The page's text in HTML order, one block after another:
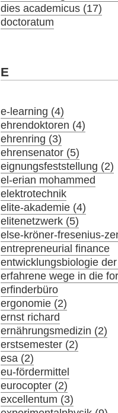
dies academicus (17)
doctoratum
E
e-learning (4)
ehrendoktoren (4)
ehrenring (3)
ehrensenator (5)
eignungsfeststellung (2)
el-erian mohammed
elektrotechnik
elite-akademie (4)
elitenetzwerk (5)
else-kröner-fresenius-
entrepreneurial finance
entwicklungsbiologie
erfahrene wege in die
erfinderbüro
ergonomie (2)
ernst richard
ernährungsmedizin (2)
erstsemester (2)
esa (2)
eu-fördermittel
eurocopter (2)
excellentum (3)